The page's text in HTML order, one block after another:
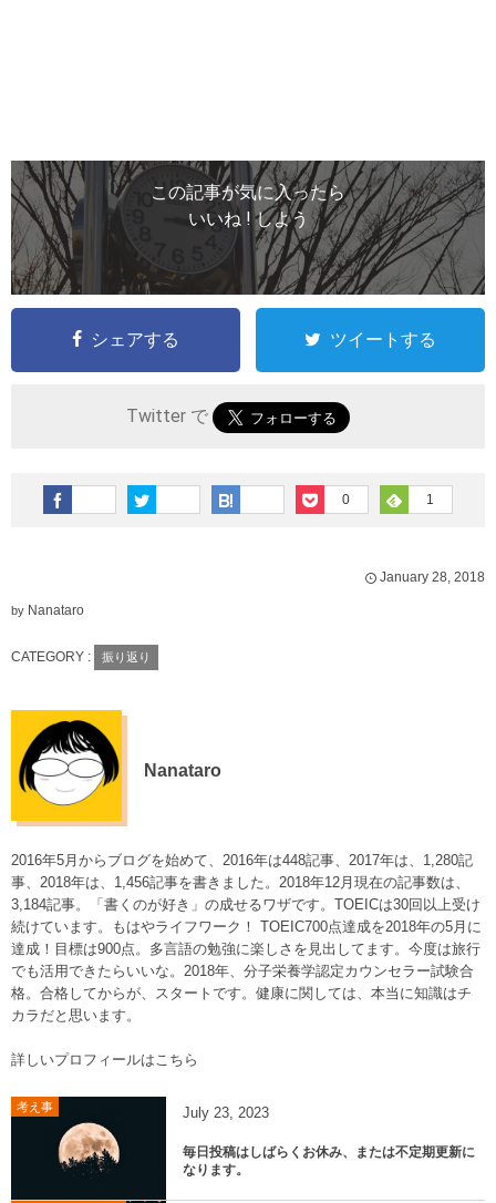
この記事が気に入ったら
いいね ! しよう
シェアする ツイートする
Twitter で
0 1
January 28, 2018
by Nanataro
CATEGORY : 振り返り
Nanataro
2016年5月からブログを始めて、2016年は448記事、2017年は、1,280記
事、2018年は、1,456記事を書きました。2018年12月現在の記事数は、
3,184記事。「書くのが好き」の成せるワザです。TOEICは30回以上受け
続けています。もはやライフワーク！ TOEIC700点達成を2018年の5月に
達成！目標は900点。多言語の勉強に楽しさを見出してます。今度は旅行
でも活用できたらいいな。2018年、分子栄養学認定カウンセラー試験合
格。合格してからが、スタートです。健康に関しては、本当に知識はチ
カラだと思います。
詳しいプロフィールはこちら
考え事 July 23, 2023
毎日投稿はしばらくお休み、または不定期更新に
なります。